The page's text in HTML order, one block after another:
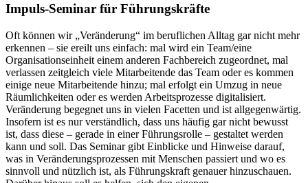
Impuls-Seminar für Führungskräfte
Oft können wir „Veränderung“ im beruflichen Alltag gar nicht mehr
erkennen – sie ereilt uns einfach: mal wird ein Team/eine
Organisationseinheit einem anderen Fachbereich zugeordnet, mal
verlassen zeitgleich viele Mitarbeitende das Team oder es kommen
einige neue Mitarbeitende hinzu; mal erfolgt ein Umzug in neue
Räumlichkeiten oder es werden Arbeitsprozesse digitalisiert.
Veränderung begegnet uns in vielen Facetten und ist allgegenwärtig.
Insofern ist es nur verständlich, dass uns häufig gar nicht bewusst
ist, dass diese – gerade in einer Führungsrolle – gestaltet werden
kann und soll. Das Seminar gibt Einblicke und Hinweise darauf,
was in Veränderungsprozessen mit Menschen passiert und wo es
sinnvoll und nützlich ist, als Führungskraft genauer hinzuschauen.